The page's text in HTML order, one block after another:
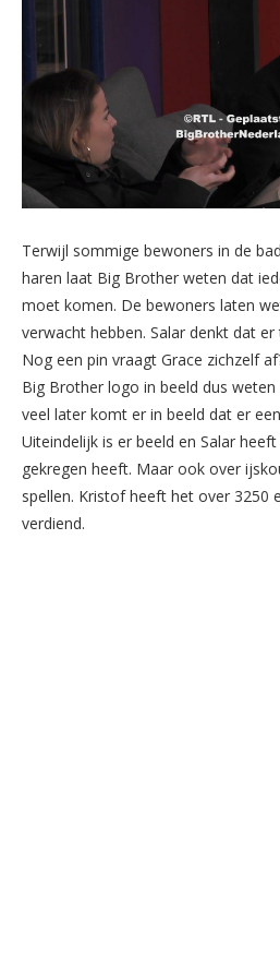
Terwijl sommige bewoners in de
haren laat Big Brother weten dat
moet komen. De bewoners laten
verwacht hebben. Salar denkt dat
Nog een pin vraagt Grace zichzelf
Big Brother logo in beeld dus
veel later komt er in beeld dat er
Uiteindelijk is er beeld en Salar
gekregen heeft. Maar ook over
spellen. Kristof heeft het over 3250
verdiend.